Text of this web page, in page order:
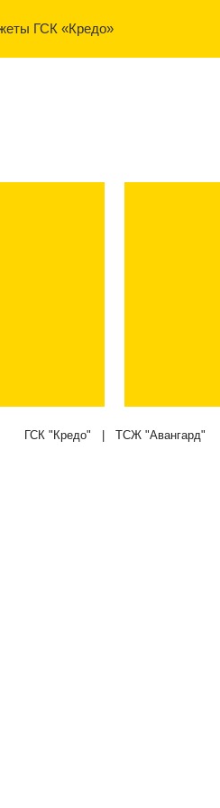
ГСК «Кредо»
ГСК "Кредо" | ТСЖ "Авангард"